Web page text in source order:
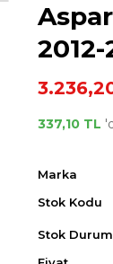
2012-
337,10 TL
Marka
Stok Kodu
Stok